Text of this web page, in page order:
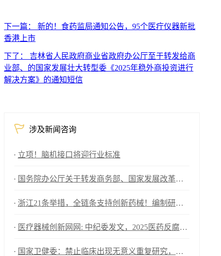
下一篇： 新的！食药监局通知公告，95个医疔仪器新批
香港上市
下了： 吉林省人民政府商业省政府办公厅至于转发给商
业部、的国家发展壮大转型委《2025年稳外商投资进行
解决方案》的通知短信
涉及新闻咨询
立项！脑机接口将迎行业标准
国务院办公厅关于转发商务部、国家发展改革委《2025年稳外资行动方案》的通知
浙江21条举措，全链条支持创新药械！编制研发、应用清单，清单发布1个月内，医院“应配尽配”
医疗器械创新网网: 中纪委发文，2025医药反腐升级
国家卫健委：禁止临床出现无意义重复研究，包括医械注册